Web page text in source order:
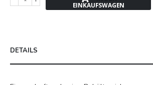
EINKAUFSWAGEN
DETAILS